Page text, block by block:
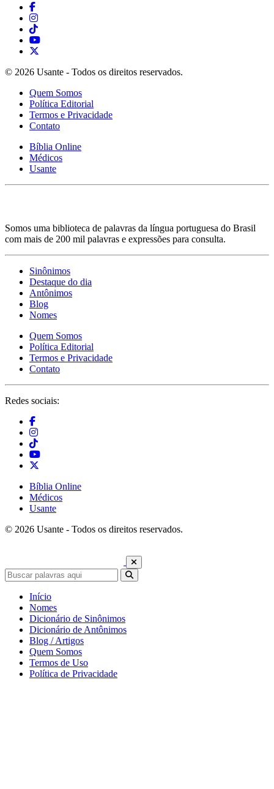
© 2026 Usante - Todos os direitos reservados.
Quem Somos
Política Editorial
Termos e Privacidade
Contato
Bíblia Online
Médicos
Usante
Somos uma biblioteca de palavras da língua portuguesa do Brasil
com mais de 200 mil palavras e expressões para consulta.
Sinônimos
Destaque do dia
Antônimos
Blog
Nomes
Quem Somos
Política Editorial
Termos e Privacidade
Contato
Redes sociais:
Bíblia Online
Médicos
Usante
© 2026 Usante - Todos os direitos reservados.
Início
Nomes
Dicionário de Sinônimos
Dicionário de Antônimos
Blog / Artigos
Quem Somos
Termos de Uso
Política de Privacidade